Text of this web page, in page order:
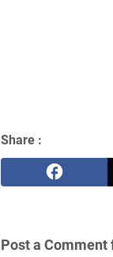
Share :
Post a